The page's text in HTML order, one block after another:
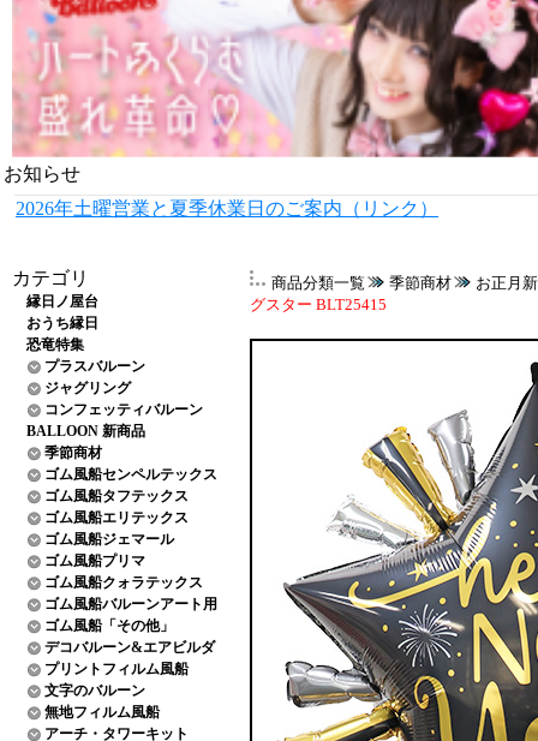
お知らせ
2026年土曜営業と夏季休業日のご案内（リンク）
カテゴリ
縁日ノ屋台
おうち縁日
恐竜特集
プラスバルーン
ジャグリング
コンフェッティバルーン
BALLOON 新商品
季節商材
ゴム風船センペルテックス
ゴム風船タフテックス
ゴム風船エリテックス
ゴム風船ジェマール
ゴム風船プリマ
ゴム風船クォラテックス
ゴム風船バルーンアート用
ゴム風船「その他」
デコバルーン&エアビルダ
プリントフィルム風船
文字のバルーン
無地フィルム風船
アーチ・タワーキット
商品分類一覧 季節商材
お正月
グスター BLT25415